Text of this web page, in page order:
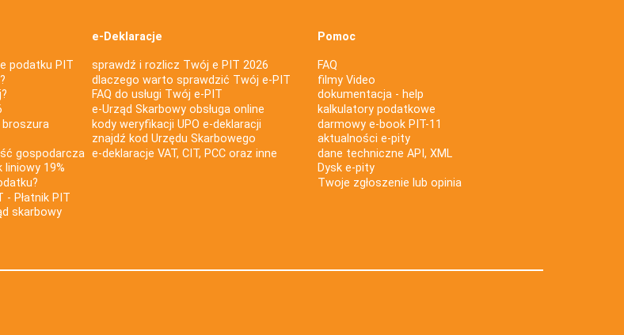
podatku PIT
broszura
gospodarcza
liniowy 19%
- Płatnik PIT
skarbowy
e-Deklaracje
sprawdź i rozlicz Twój e PIT 2026
dlaczego warto sprawdzić Twój e-PIT
FAQ do usługi Twój e-PIT
e-Urząd Skarbowy obsługa online
kody weryfikacji UPO e-deklaracji
znajdź kod Urzędu Skarbowego
e-deklaracje VAT, CIT, PCC oraz inne
Pomoc
FAQ
filmy Video
dokumentacja - help
kalkulatory podatkowe
darmowy e-book PIT-11
aktualności e-pity
dane techniczne API, XML
Dysk e-pity
Twoje zgłoszenie lub opinia